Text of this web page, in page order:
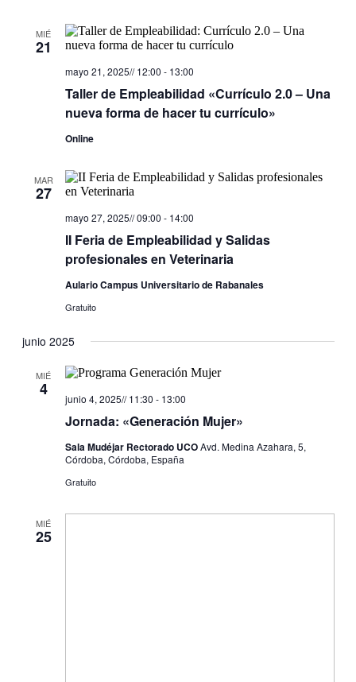
MIÉ
21
Taller de Empleabilidad «Currículo 2.0 – Una
nueva forma de hacer tu currículo»
mayo 21, 2025// 12:00 - 13:00
Online
MAR
27
II Feria de Empleabilidad y Salidas
profesionales en Veterinaria
mayo 27, 2025// 09:00 - 14:00
Aulario Campus Universitario de Rabanales
Gratuito
junio 2025
MIÉ
4
Jornada: «Generación Mujer»
junio 4, 2025// 11:30 - 13:00
Sala Mudéjar Rectorado UCOAvd. Medina Azahara, 5,
Córdoba, Córdoba, España
Gratuito
MIÉ
25